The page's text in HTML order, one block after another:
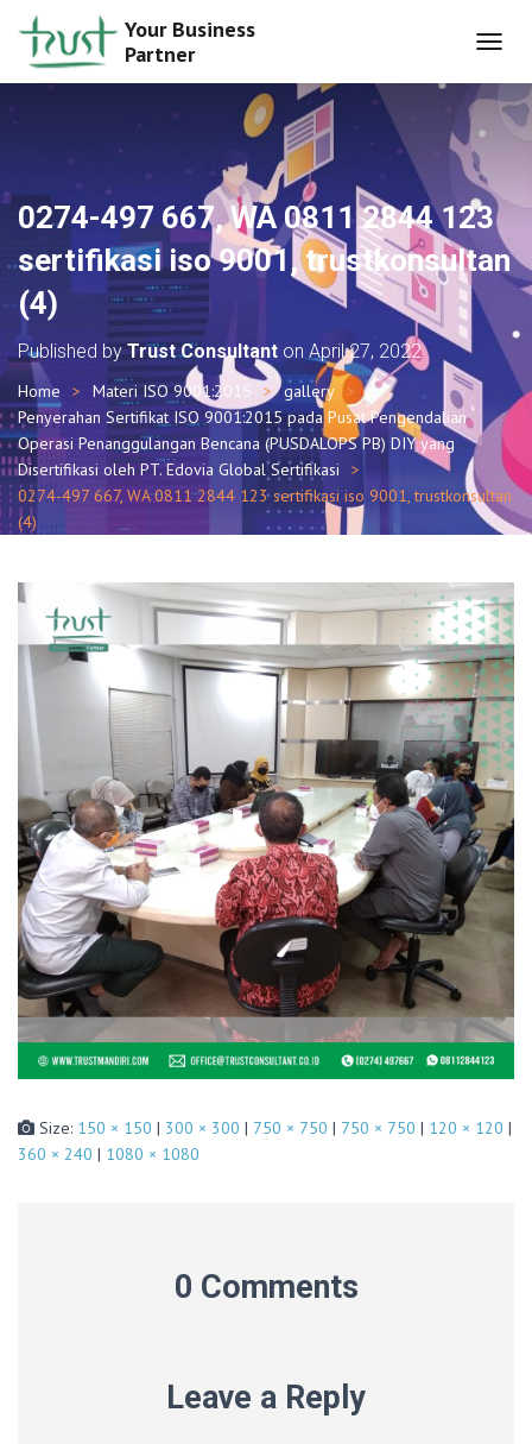
Your Business
Partner
O
G
N
A
T
0274-497 667, WA 0811 2844 123
sertifikasi iso 9001, trustkonsultan
(4)
Published byTrust Consultant on April 27, 2022
Home Materi ISO 9001:2015
gallery
Penyerahan Sertifikat ISO 9001:2015 pada Pusat Pengendalian
Operasi Penanggulangan Bencana (PUSDALOPS PB) DIY yang
Disertifikasi oleh PT. Edovia Global Sertifikasi
0274-497 667, WA 0811 2844 123 sertifikasi iso 9001, trustkonsultan
(4)
Size: 150 × 150 | 300 × 300 | 750 × 750 | 750 × 750 | 120 × 120 |
360 × 240 | 1080 × 1080
0 Comments
Leave a Reply